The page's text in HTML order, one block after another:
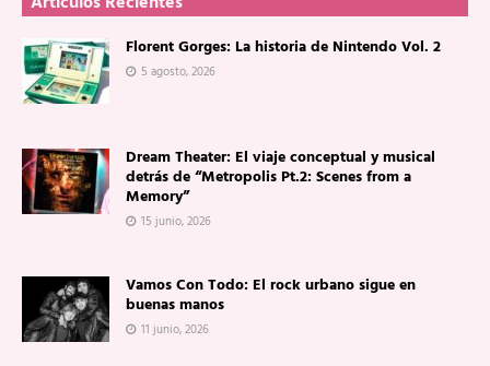
Florent Gorges: La historia de Nintendo Vol. 2
5 agosto, 2026
Dream Theater: El viaje conceptual y musical
detrás de “Metropolis Pt.2: Scenes from a
Memory”
15 junio, 2026
Vamos Con Todo: El rock urbano sigue en
buenas manos
11 junio, 2026